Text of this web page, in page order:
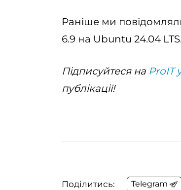
Раніше ми
6.9 на Ubuntu 24.04 LTS.
Підписуйтеся на ProIT
публікації!
Поділитись: Telegram